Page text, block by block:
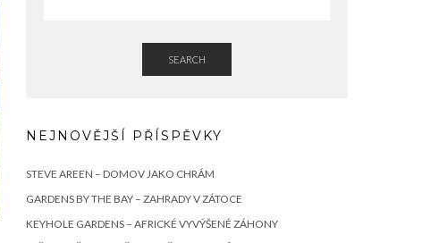
SEARCH
NEJNOVĚJŠÍ PŘÍSPĚVKY
STEVE AREEN – DOMOV JAKO CHRÁM
GARDENS BY THE BAY – ZAHRADY V ZÁTOCE
KEYHOLE GARDENS – AFRICKÉ VYVÝŠENÉ ZÁHONY